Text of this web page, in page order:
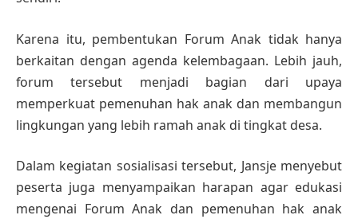
Karena itu, pembentukan Forum Anak tidak hanya
berkaitan dengan agenda kelembagaan. Lebih jauh,
forum tersebut menjadi bagian dari upaya
memperkuat pemenuhan hak anak dan membangun
lingkungan yang lebih ramah anak di tingkat desa.
Dalam kegiatan sosialisasi tersebut, Jansje menyebut
peserta juga menyampaikan harapan agar edukasi
mengenai Forum Anak dan pemenuhan hak anak